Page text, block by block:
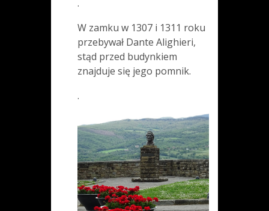
.
W zamku w 1307 i 1311 roku
przebywał Dante Alighieri,
stąd przed budynkiem
znajduje się jego pomnik.
.